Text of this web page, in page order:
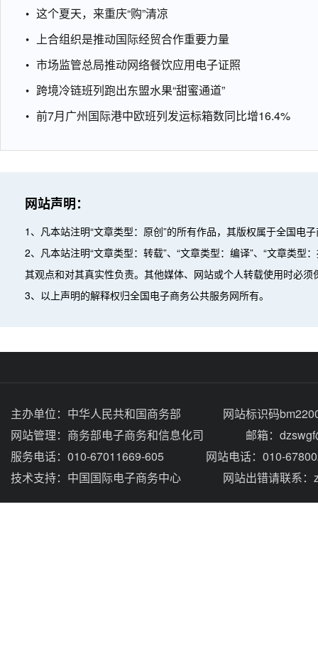
这个夏天，来重庆“购”清凉
上合组织是推动国际经贸合作重要力量
市场监管总局推动网络餐饮应用电子证照
跨境冷链班列跑出东盟水果“甜蜜通道”
前7月广州国际港中欧班列发运标箱数同比增16.4%
网站声明：
1、凡本站注明“文章类型：原创”的所有作品，其版权属于全国电
2、凡本站注明“文章类型：转载”、“文章类型：编译”、“文章类
其观点和对其真实性负责。其他媒体、网站或个人转载使用时必
3、以上声明的解释权归全国电子商务公共服务网所有。
主办单位： 中华人民共和国商务部
网站标识码
网站管理： 商务部电子商务和信息化司
邮箱：
服务电话：010-67011669-605
网站电话：010-
技术支持： 中国国际电子商务中心 网站出错请联系